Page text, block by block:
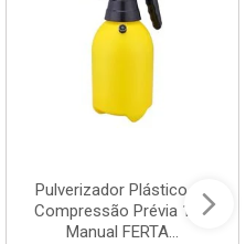
Pulverizador Plástico de
Compressão Prévia 1,5L
Manual FERTA...